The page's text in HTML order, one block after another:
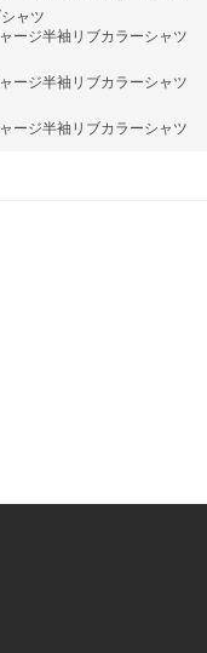
ャツ
ージ半袖リブカラーシャツ
ージ半袖リブカラーシャツ
ージ半袖リブカラーシャツ